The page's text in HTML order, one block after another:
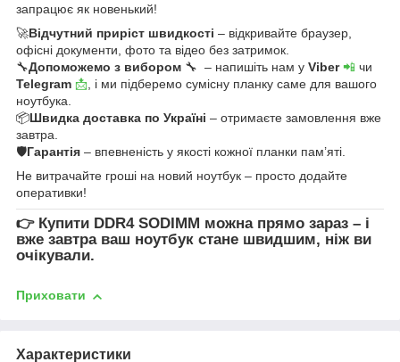
запрацює як новенький!
🚀Відчутний приріст швидкості – відкривайте браузер,
офісні документи, фото та відео без затримок.
🔧Допоможемо з вибором 🔧 – напишіть нам у Viber📲 чи
Telegram 📩 , і ми підберемо сумісну планку саме для вашого
ноутбука.
📦Швидка доставка по Україні – отримаєте замовлення вже
завтра.
🛡Гарантія – впевненість у якості кожної планки пам’яті.
Не витрачайте гроші на новий ноутбук – просто додайте
оперативки!
👉 Купити DDR4 SODIMM можна прямо зараз – і
вже завтра ваш ноутбук стане швидшим, ніж ви
очікували.
Приховати
Характеристики